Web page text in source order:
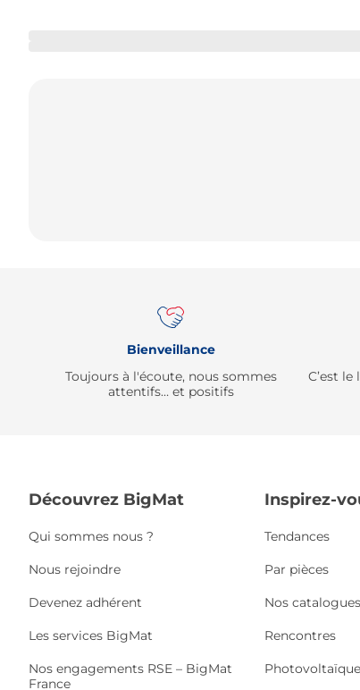
Bienveillance
Toujours à l'écoute, nous sommes
attentifs… et positifs
C’est
Découvrez BigMat
Qui sommes nous ?
Nous rejoindre
Devenez adhérent
Les services BigMat
Nos engagements RSE – BigMat
France
Inspirez-
Tendances
Par pièces
Nos catalogues
Rencontres
Photovoltaïque